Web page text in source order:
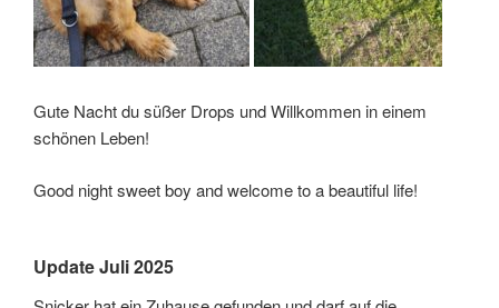
Gute Nacht du süßer Drops und Willkommen in einem
schönen Leben!
Good night sweet boy and welcome to a beautiful life!
Update Juli 2025